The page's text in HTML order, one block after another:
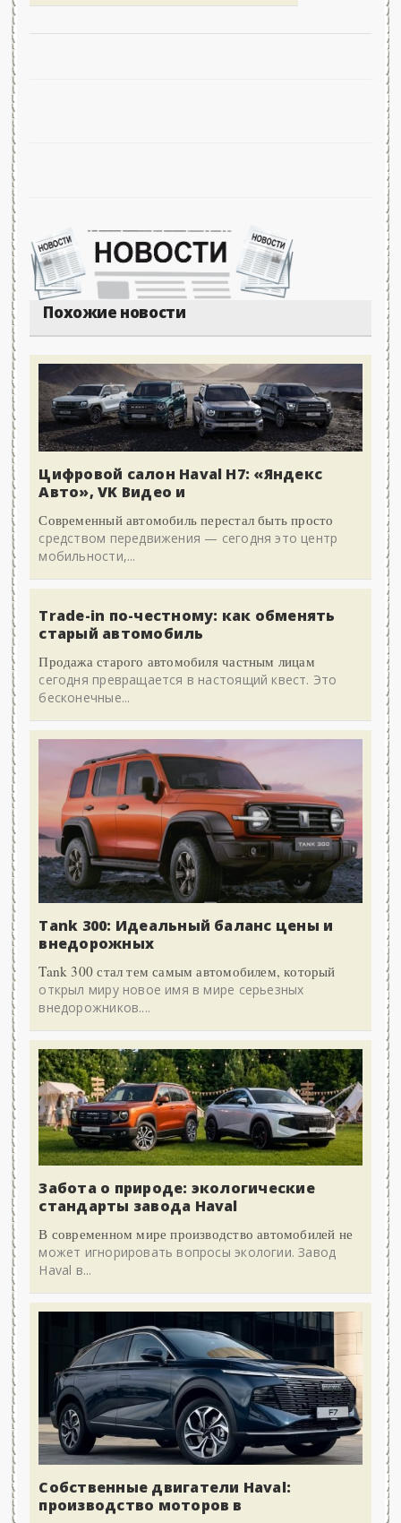
Похожие новости
Цифровой салон Haval H7: «Яндекс
Авто», VK Видео и
Современный автомобиль перестал быть просто
средством передвижения — сегодня это центр
мобильности,...
Trade-in по-честному: как обменять
старый автомобиль
Продажа старого автомобиля частным лицам
сегодня превращается в настоящий квест. Это
бесконечные...
Tank 300: Идеальный баланс цены и
внедорожных
Tank 300 стал тем самым автомобилем, который
открыл миру новое имя в мире серьезных
внедорожников....
Забота о природе: экологические
стандарты завода Haval
В современном мире производство автомобилей не
может игнорировать вопросы экологии. Завод
Haval в...
Собственные двигатели Haval:
производство моторов в